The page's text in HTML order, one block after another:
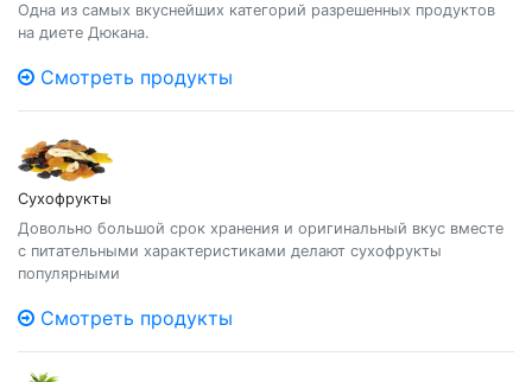
Одна из самых вкуснейших категорий разрешенных продуктов
на диете Дюкана.
Смотреть продукты
Сухофрукты
Довольно большой срок хранения и оригинальный вкус вместе
с питательными характеристиками делают сухофрукты
популярными
Смотреть продукты